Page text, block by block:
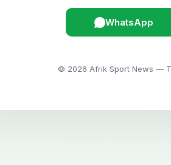
WhatsApp
© 2026 Afrik Sport News —